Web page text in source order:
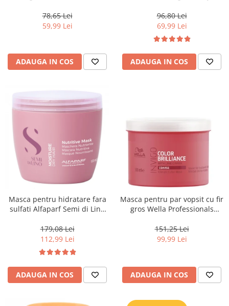
78,65 Lei
59,99 Lei
ADAUGA IN COS
96,80 Lei
69,99 Lei
ADAUGA IN COS
Masca pentru hidratare fara
sulfati Alfaparf Semi di Lino
ml
179,08 Lei
112,99 Lei
ADAUGA IN COS
Masca pentru par vopsit cu fir
gros Wella Professionals
151,25 Lei
99,99 Lei
ADAUGA IN COS